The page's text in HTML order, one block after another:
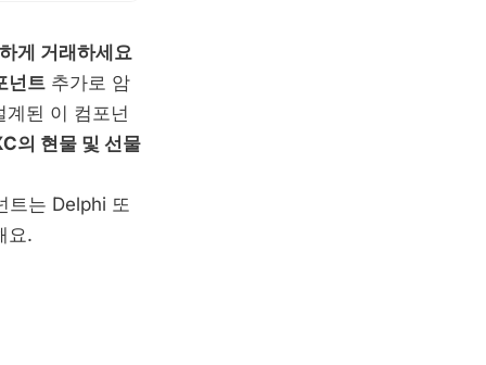
게 거래하세요
넌트 추가로 암
계된 이 컴포넌
의 현물 및 선물
트는 Delphi 또
요.